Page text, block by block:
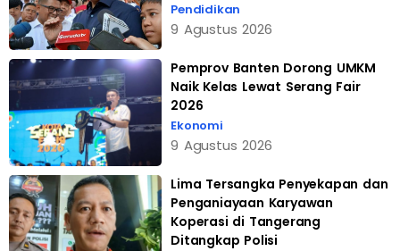
Pendidikan
9 Agustus 2026
Pemprov Banten Dorong UMKM
Naik Kelas Lewat Serang Fair
2026
Ekonomi
9 Agustus 2026
Lima Tersangka Penyekapan dan
Penganiayaan Karyawan
Koperasi di Tangerang
Ditangkap Polisi